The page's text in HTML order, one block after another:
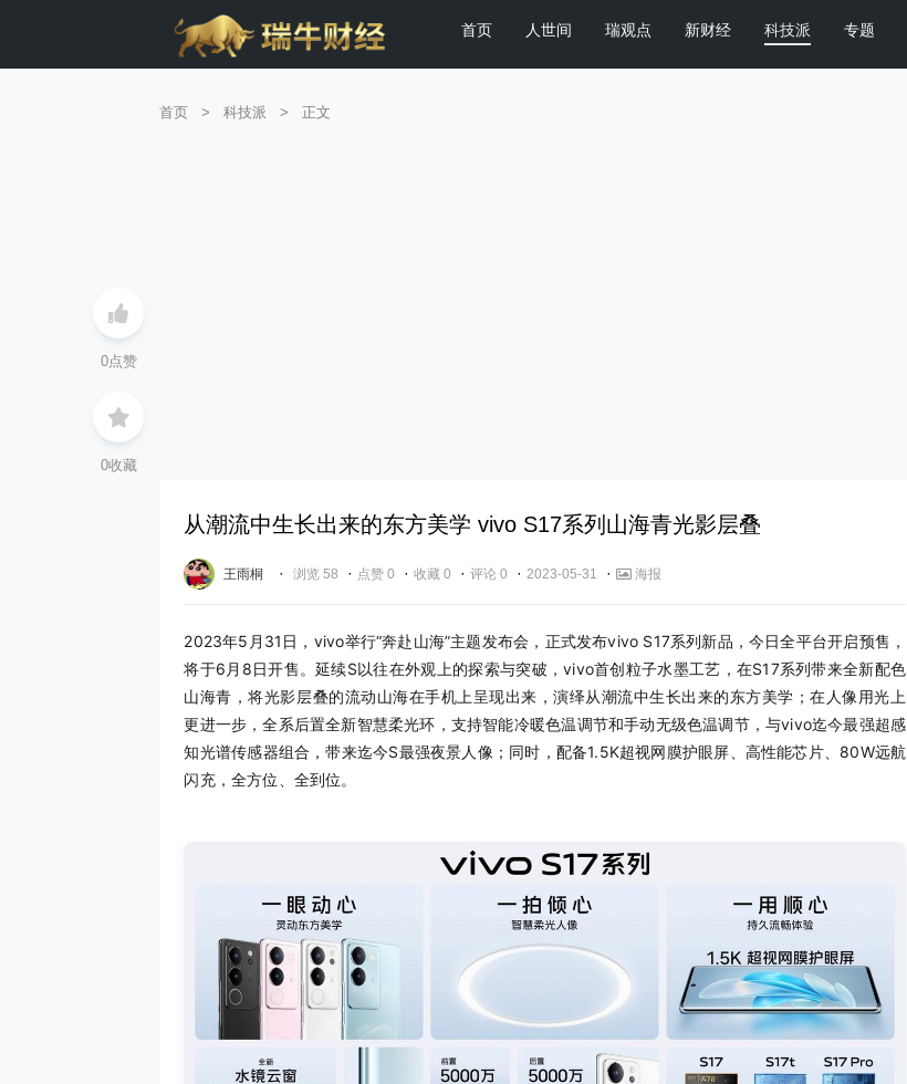
首页 人世间 瑞观点 新财经 科技派 专题
0点赞
0收藏
首页 > 科技派 > 正文
从潮流中生长出来的东方美学 vivo S17系列山海青光影层叠
王雨桐 · 浏览 58 · 点赞 0 · 收藏 0 · 评论 0 · 2023-05-31 · 海报
2023年5月31日，vivo举行“奔赴山海”主题发布会，正式发布vivo S17系列新品，今日全平台开启预售，
将于6月8日开售。延续S以往在外观上的探索与突破，vivo首创粒子水墨工艺，在S17系列带来全新配色
山海青，将光影层叠的流动山海在手机上呈现出来，演绎从潮流中生长出来的东方美学；在人像用光上
更进一步，全系后置全新智慧柔光环，支持智能冷暖色温调节和手动无级色温调节，与vivo迄今最强超感
知光谱传感器组合，带来迄今S最强夜景人像；同时，配备1.5K超视网膜护眼屏、高性能芯片、80W远航
闪充，全方位、全到位。